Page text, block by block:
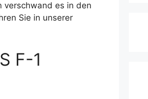
verschwand es in den
Sie in unserer
F-1